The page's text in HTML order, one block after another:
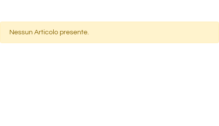
Nessun Articolo presente.